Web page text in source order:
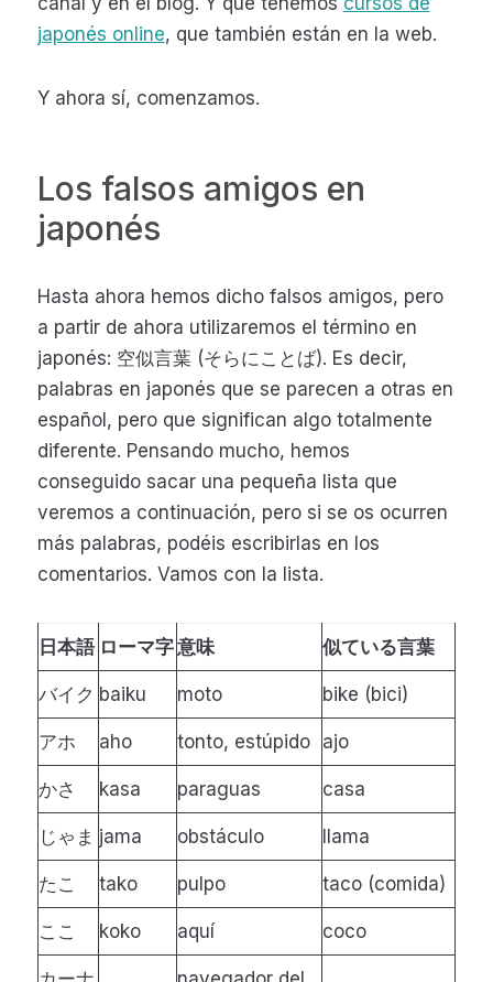
japonés online, que también están en la web.
Y ahora sí, comenzamos.
Los falsos amigos en
japonés
Hasta ahora hemos dicho falsos amigos, pero
a partir de ahora utilizaremos el término en
japonés: 空似言葉 (そらにことば). Es decir,
palabras en japonés que se parecen a otras en
español, pero que significan algo totalmente
diferente. Pensando mucho, hemos
conseguido sacar una pequeña lista que
veremos a continuación, pero si se os ocurren
más palabras, podéis escribirlas en los
comentarios. Vamos con la lista.
日本語 ローマ字意味 似ている言葉
バイク baiku moto bike (bici)
アホ aho tonto, estúpido ajo
かさ kasa paraguas casa
じゃま jama obstáculo llama
たこ tako pulpo taco (comida)
ここ koko aquí coco